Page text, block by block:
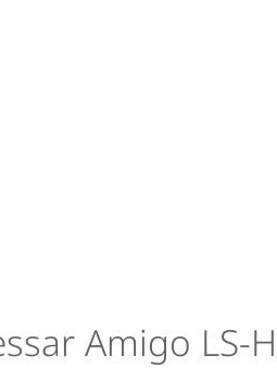
Amigo LS-